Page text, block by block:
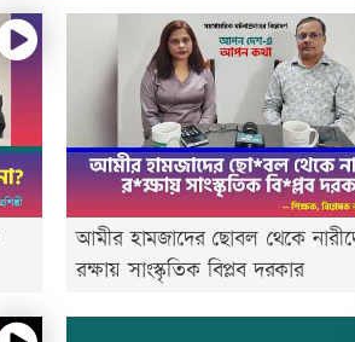
আমীর হামজাদের ছোবল থেকে
রক্ষায় সাংস্কৃতিক বিপ্লব দরকার